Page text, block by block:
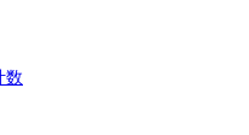
数